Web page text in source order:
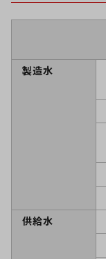
製造水
供給水